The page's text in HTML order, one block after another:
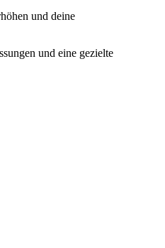
und deine
und eine gezielte